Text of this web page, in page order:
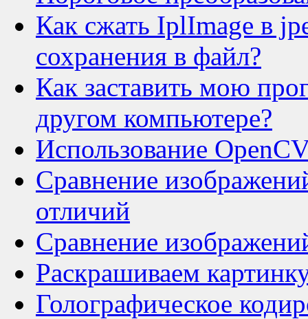
Как сжать IplImage в
сохранения в файл?
Как заставить мою
другом компьютере?
Использование
Сравнение
отличий
Сравнение
Раскрашиваем
Голографическое